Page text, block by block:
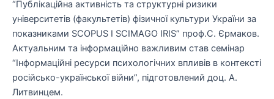
“Публікаційна активність та структурні ризики
університетів (факультетів) фізичної культури України за
показниками SCOPUS I SCIMAGO IRIS” проф.С. Єрмаков.
Актуальним та інформаційно важливим став семінар
“Інформаційні ресурси психологічних впливів в контексті
російсько-української війни”, підготовлений доц. А.
Литвинцем.